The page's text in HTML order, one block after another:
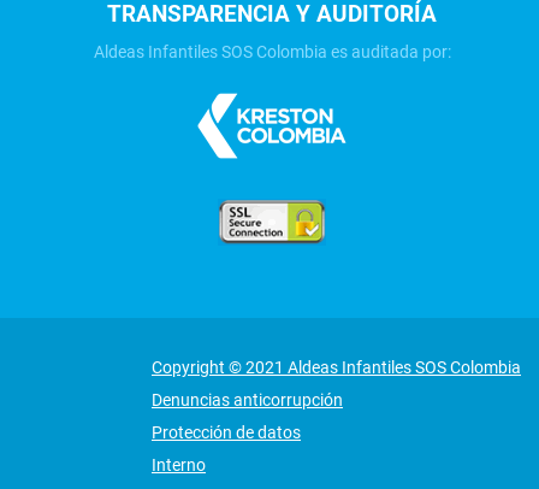
TRANSPARENCIA Y AUDITORÍA
Aldeas Infantiles SOS Colombia es auditada por:
Copyright © 2021 Aldeas Infantiles SOS Colombia
Denuncias anticorrupción
Protección de datos
Interno